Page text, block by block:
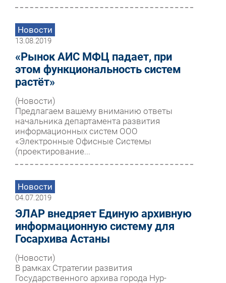
Новости
13.08.2019
«Рынок АИС МФЦ падает, при
этом функциональность систем
растёт»
(Новости)
Предлагаем вашему вниманию ответы
начальника департамента развития
информационных систем ООО
«Электронные Офисные Системы
(проектирование...
Новости
04.07.2019
ЭЛАР внедряет Единую архивную
информационную систему для
Госархива Астаны
(Новости)
В рамках Стратегии развития
Государственного архива города Нур-